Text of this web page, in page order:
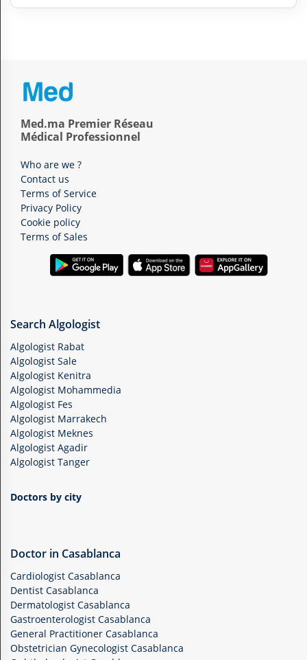
Med.ma Premier Réseau
Médical Professionnel
Who are we ?
Contact us
Terms of Service
Privacy Policy
Cookie policy
Terms of Sales
Search Algologist
Algologist Rabat
Algologist Sale
Algologist Kenitra
Algologist Mohammedia
Algologist Fes
Algologist Marrakech
Algologist Meknes
Algologist Agadir
Algologist Tanger
Doctors by city
Doctor in Casablanca
Cardiologist Casablanca
Dentist Casablanca
Dermatologist Casablanca
Gastroenterologist Casablanca
General Practitioner Casablanca
Obstetrician Gynecologist Casablanca